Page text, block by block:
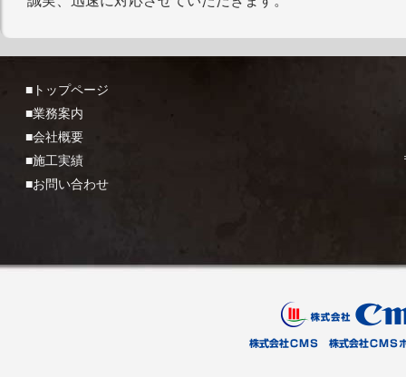
■トップページ
■業務案内
■会社概要
■施工実績
■お問い合わせ